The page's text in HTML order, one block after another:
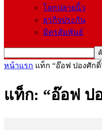
โลกปลายนิ้ว
ธุรกิจประกัน
มิตรสัมพันธ์
หน้าแรก แท็ก “อ๊อฟ ปองศักดิ์
แท็ก: “อ๊อฟ ป